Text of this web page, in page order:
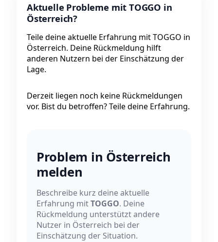
Aktuelle Probleme mit TOGGO in
Österreich?
Teile deine aktuelle Erfahrung mit TOGGO in
Österreich. Deine Rückmeldung hilft
anderen Nutzern bei der Einschätzung der
Lage.
Derzeit liegen noch keine Rückmeldungen
vor. Bist du betroffen? Teile deine Erfahrung.
Problem in Österreich
melden
Beschreibe kurz deine aktuelle
Erfahrung mitTOGGO. Deine
Rückmeldung unterstützt andere
Nutzer in Österreich bei der
Einschätzung der Situation.